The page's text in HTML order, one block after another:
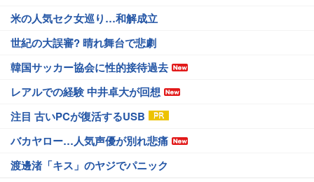
米の人気セク女巡り…和解成立
世紀の大誤審? 晴れ舞台で悲劇
韓国サッカー協会に性的接待過去
レアルでの経験 中井卓大が回想
注目 古いPCが復活するUSB
バカヤロー…人気声優が別れ悲痛
渡邊渚「キス」のヤジでパニック